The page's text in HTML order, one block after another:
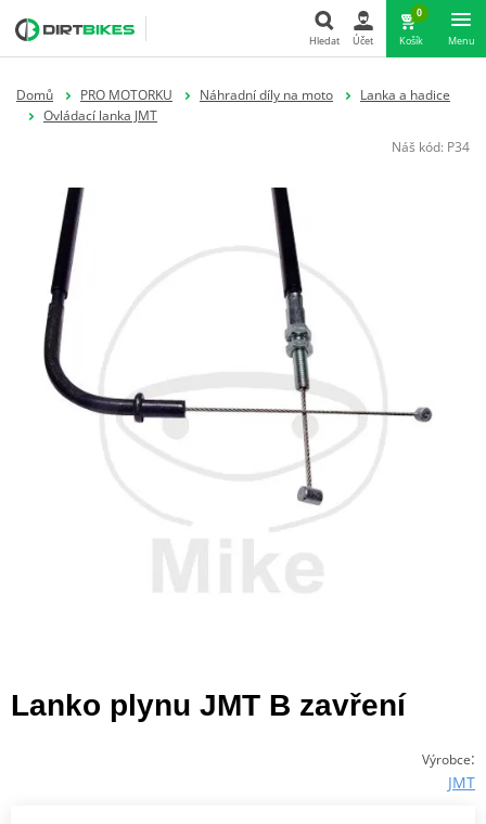
Hledat
Hledat Účet
0
Košík Menu
Domů PRO MOTORKU Náhradní díly na moto
Lanka a hadice
Ovládací lanka JMT
Náš kód: P34
Lanko plynu JMT B zavření
Výrobce:
JMT